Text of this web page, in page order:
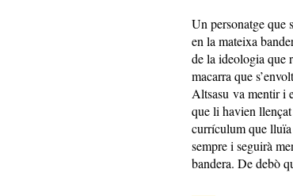
Un personatge que
en la mateixa
de la ideologia que
macarra que
Altsasu va mentir i
que li havien
currículum que lluïa
sempre i seguirà
bandera. De debò